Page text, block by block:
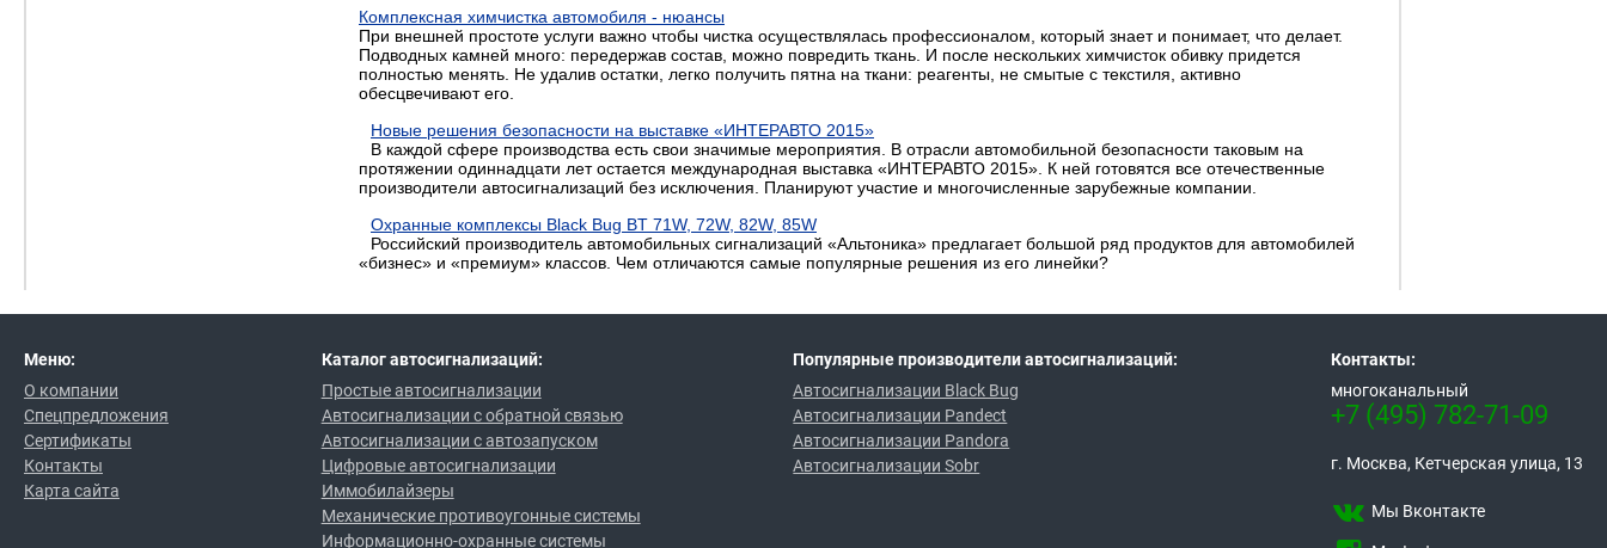
Комплексная химчистка автомобиля - нюансы
При внешней простоте услуги важно чтобы чистка осуществлялась профессионалом, который знает и понимает, что делает.
Подводных камней много: передержав состав, можно повредить ткань. И после нескольких химчисток обивку придется
полностью менять. Не удалив остатки, легко получить пятна на ткани: реагенты, не смытые с текстиля, активно
обесцвечивают его.
Новые решения безопасности на выставке «ИНТЕРАВТО 2015»
В каждой сфере производства есть свои значимые мероприятия. В отрасли автомобильной безопасности таковым на
протяжении одиннадцати лет остается международная выставка «ИНТЕРАВТО 2015». К ней готовятся все отечественные
производители автосигнализаций без исключения. Планируют участие и многочисленные зарубежные компании.
Охранные комплексы Black Bug BT 71W, 72W, 82W, 85W
Российский производитель автомобильных сигнализаций «Альтоника» предлагает большой ряд продуктов для автомобилей
«бизнес» и «премиум» классов. Чем отличаются самые популярные решения из его линейки?
Меню:
О компании
Спецпредложения
Сертификаты
Контакты
Карта сайта
Каталог автосигнализаций:
Простые автосигнализации
Автосигнализации с обратной связью
Автосигнализации с автозапуском
Цифровые автосигнализации
Иммобилайзеры
Механические противоугонные системы
Информационно-охранные системы
Популярные производители автосигнализаций:
Автосигнализации Black Bug
Автосигнализации Pandect
Автосигнализации Pandora
Автосигнализации Sobr
Контакты:
многоканальный
+7 (495) 782-71-09
г. Москва, Кетчерская улица, 13
Мы Вконтакте